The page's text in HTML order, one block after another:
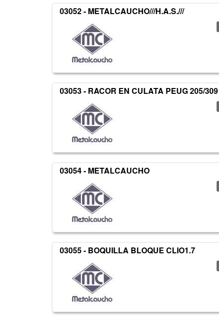
03052 - METALCAUCHO///H.A.S.///
03053 - RACOR EN CULATA PEUG 205/309
03054 - METALCAUCHO
03055 - BOQUILLA BLOQUE CLIO1.7